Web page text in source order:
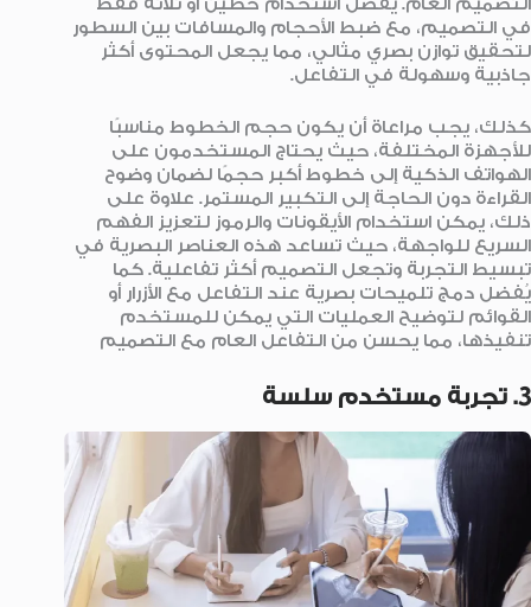
في التصميم، مع ضبط الأحجام والمسافات بين السطور
لتحقيق توازن بصري مثالي، مما يجعل المحتوى أكثر
جاذبية وسهولة في التفاعل.
كذلك، يجب مراعاة أن يكون حجم الخطوط مناسبًا
للأجهزة المختلفة، حيث يحتاج المستخدمون على
الهواتف الذكية إلى خطوط أكبر حجمًا لضمان وضوح
القراءة دون الحاجة إلى التكبير المستمر. علاوة على
ذلك، يمكن استخدام الأيقونات والرموز لتعزيز الفهم
السريع للواجهة، حيث تساعد هذه العناصر البصرية في
تبسيط التجربة وتجعل التصميم أكثر تفاعلية. كما
يُفضل دمج تلميحات بصرية عند التفاعل مع الأزرار أو
القوائم لتوضيح العمليات التي يمكن للمستخدم
تنفيذها، مما يحسن من التفاعل العام مع التصميم
3. تجربة مستخدم سلسة